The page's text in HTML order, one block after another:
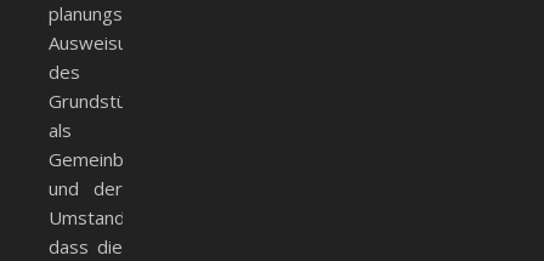
planungsrechtliche
Ausweisung
des
Grundstücks
als
Gemeinbedarfsfläche
und der
Umstand,
dass die